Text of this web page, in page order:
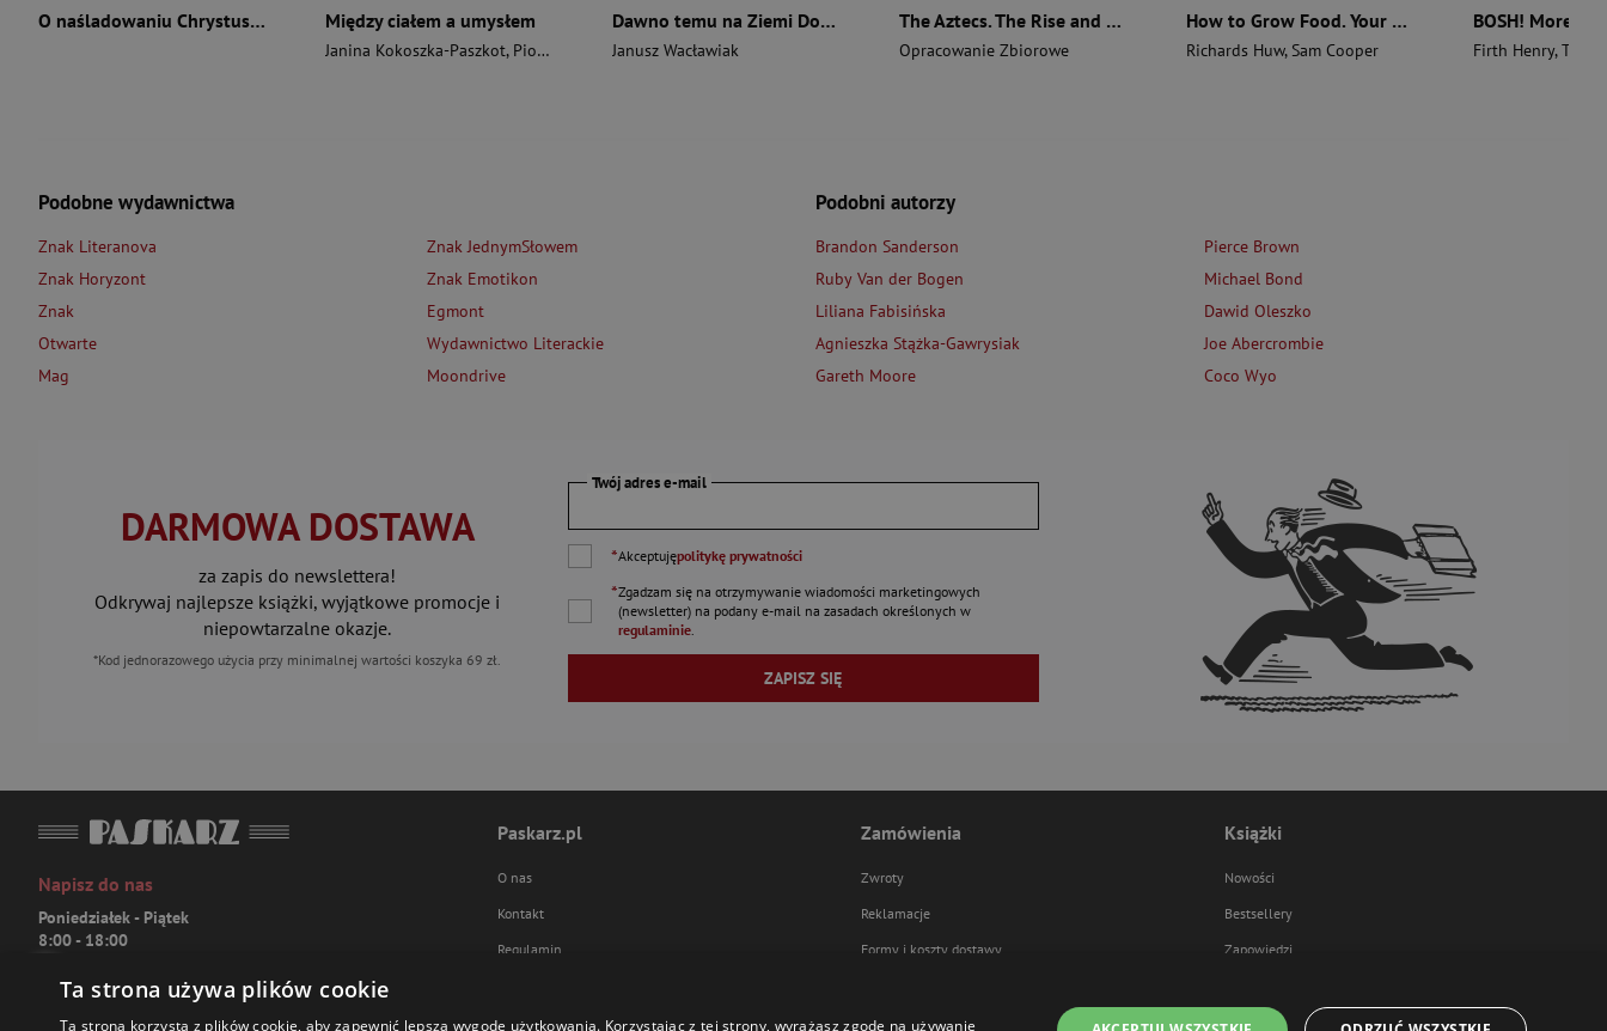
O naśladowaniu Chrystusa wyd. 2026 Między ciałem a umysłem
Janina Kokoszka-Paszkot, Piotr Wierzbiński
Dawno temu na Ziemi Dobrzyńskiej
Janusz Wacławiak
The Aztecs. The Rise and Fall of a Mighty Empire
Opracowanie Zbiorowe
How to Grow Food. Your Crop-by-Crop Guide to Growing, Cooking, & Preserving
Richards Huw, Sam Cooper Firth Henry,
Podobne wydawnictwa
Znak Literanova
Znak Horyzont
Znak
Otwarte
Mag
Znak JednymSłowem
Znak Emotikon
Egmont
Wydawnictwo Literackie
Moondrive
Podobni autorzy
Brandon Sanderson
Ruby Van der Bogen
Liliana Fabisińska
Agnieszka Stążka-Gawrysiak
Gareth Moore
Pierce Brown
Michael Bond
Dawid Oleszko
Joe Abercrombie
Coco Wyo
DARMOWA DOSTAWA
za zapis do newslettera!
Odkrywaj najlepsze książki, wyjątkowe promocje i
niepowtarzalne okazje.
*Kod jednorazowego użycia przy minimalnej wartości koszyka 69 zł.
Twój adres e-mail
*Akceptujępolitykę prywatności
*Zgadzam się na otrzymywanie wiadomości marketingowych
(newsletter) na podanye-mail na zasadach określonych w
regulaminie
ZAPISZ SIĘ
Napisz do nas
Poniedziałek - Piątek
8:00 - 18:00
Bądź z nami na bieżąco
Paskarz.pl
O nas
Kontakt
Regulamin
FAQ
Zamówienia
Zwroty
Reklamacje
Formy i koszty dostawy
Książki
Nowości
Bestsellery
Zapowiedzi
Ta strona używa plików cookie
Ta strona korzysta z plików cookie, aby zapewnić lepszą wygodę użytkowania. Korzystając z tej strony, wyrażasz zgodę na używanie